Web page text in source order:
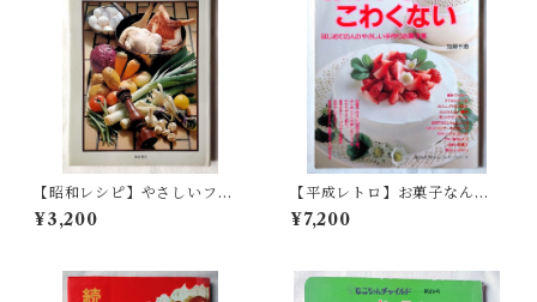
【昭和レシピ】やさしいフラ
ンス料理 小川忠彦（昭和49
年）
¥3,200
【平成レトロ】お菓子なんか
こわくないー はじめての人の
やさしい手作りお菓子集 (婦人
¥7,200